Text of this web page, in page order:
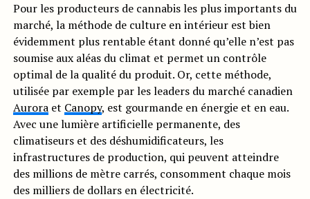
Pour les producteurs de cannabis les plus importants du
marché, la méthode de culture en intérieur est bien
évidemment plus rentable étant donné qu’elle n’est pas
soumise aux aléas du climat et permet un contrôle
optimal de la qualité du produit. Or, cette méthode,
utilisée par exemple par les leaders du marché canadien
Auroraet Canopy, est gourmande en énergie et en eau.
Avec une lumière artificielle permanente, des
climatiseurs et des déshumidificateurs, les
infrastructures de production, qui peuvent atteindre
des millions de mètre carrés, consomment chaque mois
des milliers de dollars en électricité.